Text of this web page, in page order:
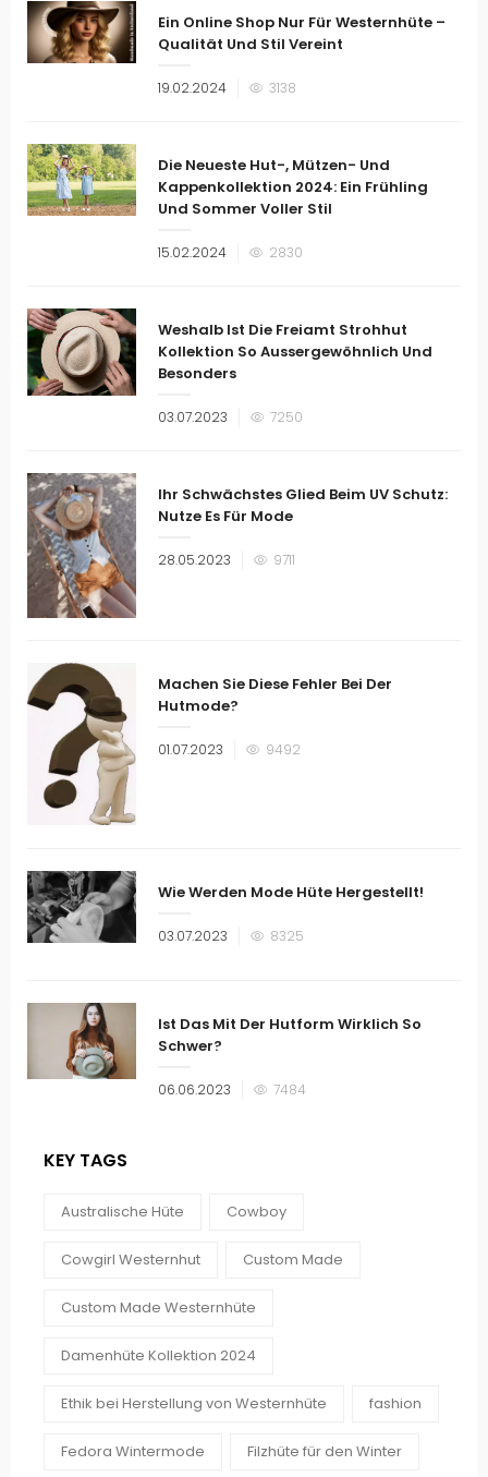
Ein Online Shop Nur Für Westernhüte –
Qualität Und Stil Vereint
Veröffentlicht
19.02.2024 3138
Die Neueste Hut-, Mützen- Und
Kappenkollektion 2024: Ein Frühling
Und Sommer Voller Stil
Veröffentlicht
15.02.2024 2830
Weshalb Ist Die Freiamt Strohhut
Kollektion So Aussergewöhnlich Und
Besonders
Veröffentlicht
03.07.2023 7250
Ihr Schwächstes Glied Beim UV Schutz:
Nutze Es Für Mode
Veröffentlicht
28.05.2023 9711
Machen Sie Diese Fehler Bei Der
Hutmode?
Veröffentlicht
01.07.2023 9492
Wie Werden Mode Hüte Hergestellt!
Veröffentlicht
03.07.2023 8325
Ist Das Mit Der Hutform Wirklich So
Schwer?
Veröffentlicht
06.06.2023 7484
KEY TAGS
Australische Hüte Cowboy
Cowgirl Westernhut Custom Made
Custom Made Westernhüte
Damenhüte Kollektion 2024
Ethik bei Herstellung von Westernhüte fashion
Fedora Wintermode Filzhüte für den Winter